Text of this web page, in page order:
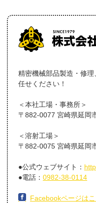
精密機械部品製造・修
任せください！
＜本社工場・事務所＞
〒882-0077 宮崎県延岡
＜溶射工場＞
〒882-0075 宮崎県延岡
●公式ウェブサイト：
●電話： 0982-38-0114
Facebookページは